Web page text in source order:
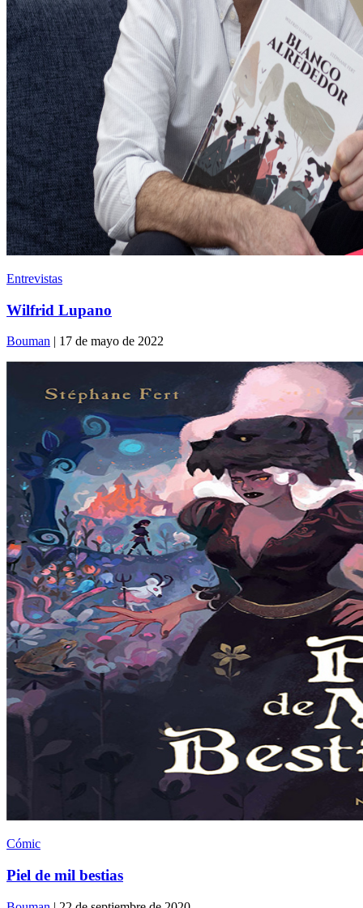
Entrevistas
Wilfrid Lupano
Bouman | 17 de mayo de 2022
Cómic
Piel de mil bestias